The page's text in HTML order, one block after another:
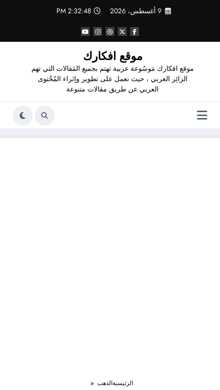
9 أغسطس، 2026 2:32:49 PM
موقع افكارك
موقع افكارك مَوسُوعة عربية تهتم بجميع المَقالات التي تهم
الزائِر العربي ، حيث نعمل على تطوير وإثراء المُحْتوى
العربي عن طريق مقالات متنوعة
الرئيسيةالذهب